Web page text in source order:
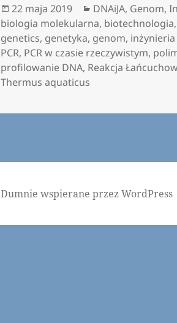
Data
publikacji
22 maja 2019 Kategorie
DNAiJA, Genom,
biologia molekularna, biotechnologia,
genetics, genetyka, genom,
PCR, PCR w czasie rzeczywistym,
profilowanie DNA, Reakcja
Thermus aquaticus
Dumnie wspierane przez WordPress